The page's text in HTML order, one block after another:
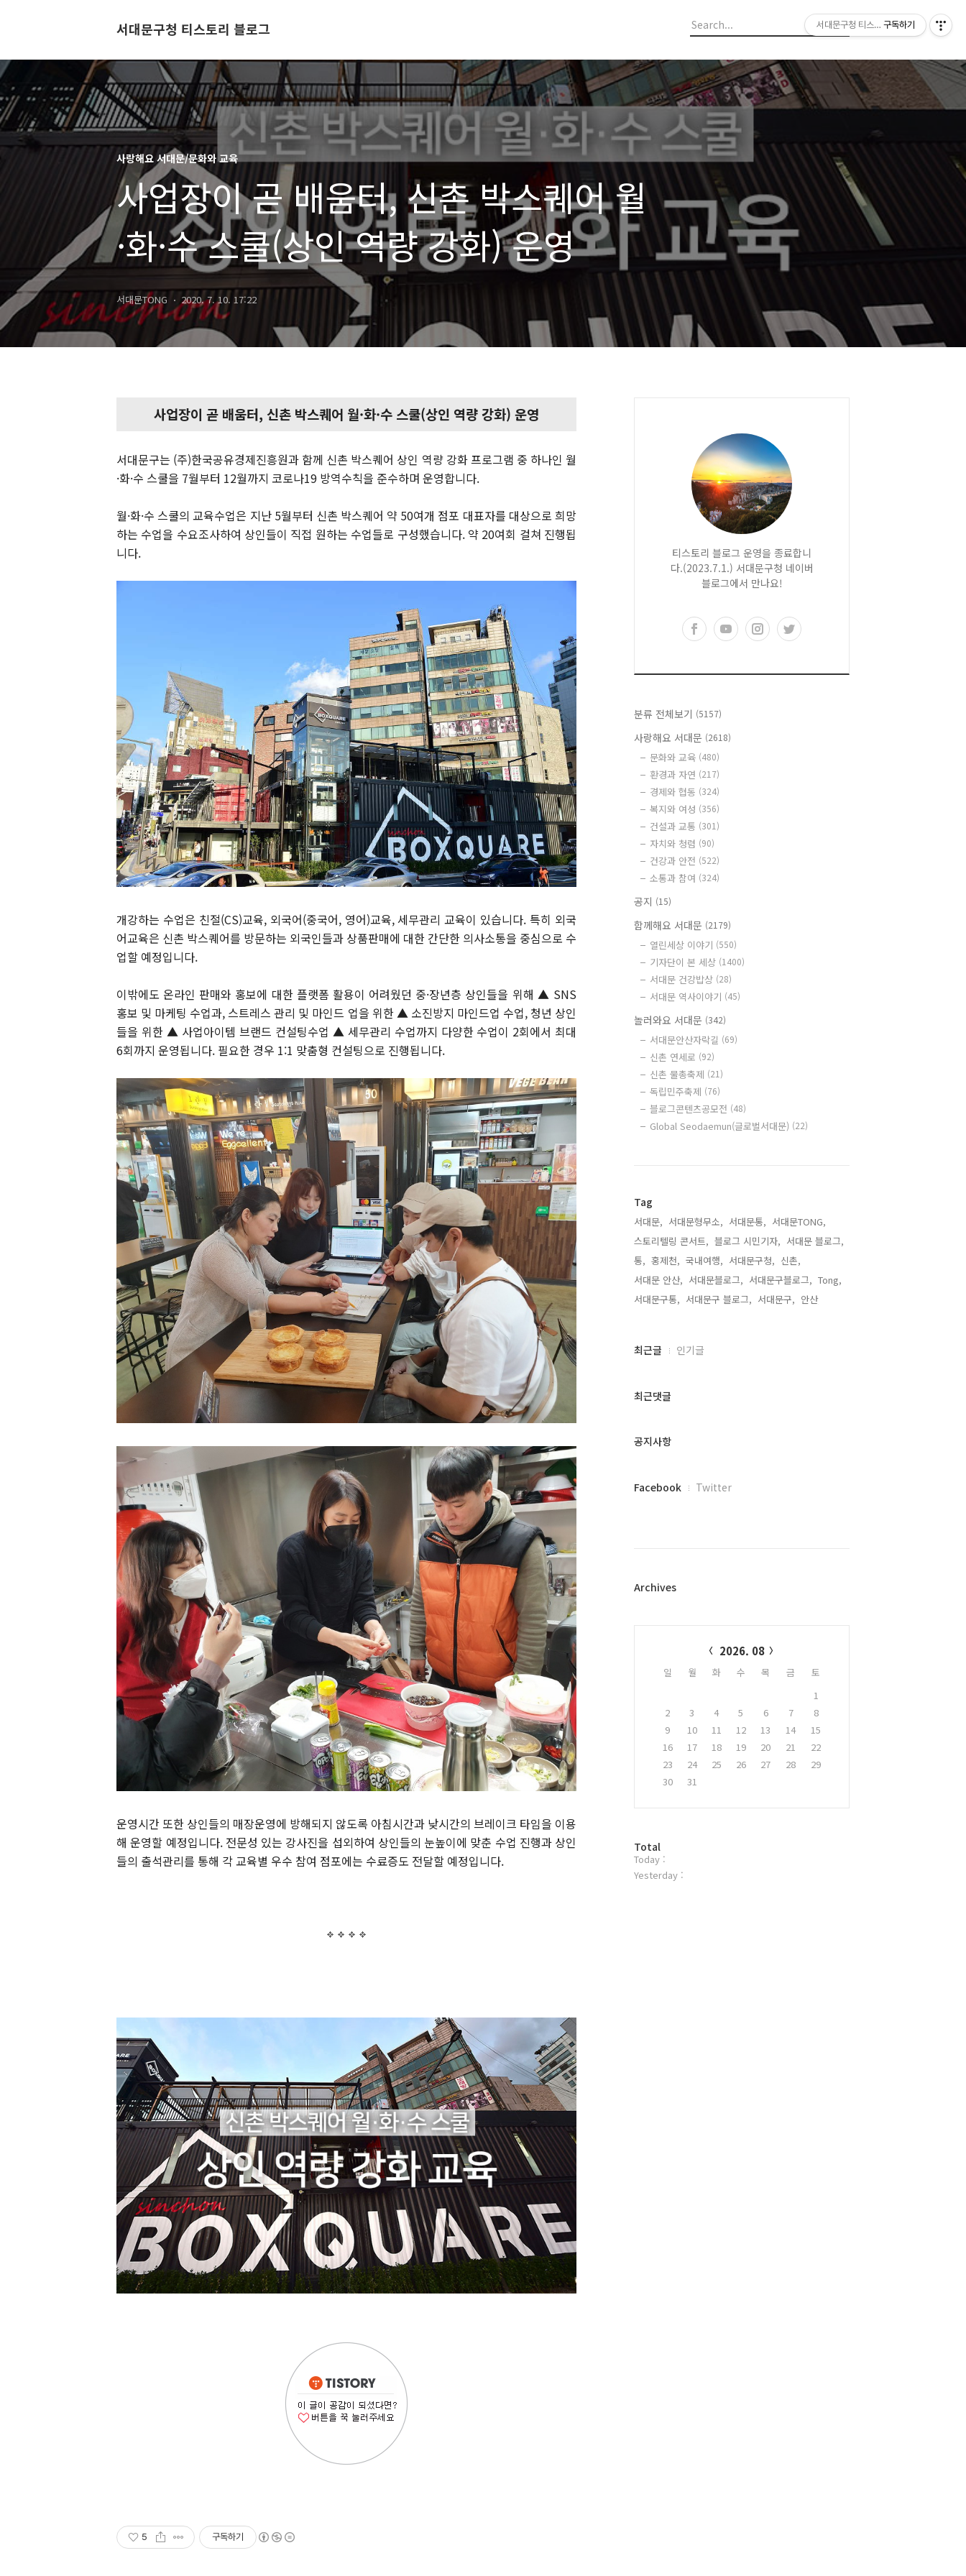
서대문구청 티스토리 블로그
사랑해요 서대문/문화와 교육
사업장이 곧 배움터, 신촌 박스퀘어 월
·화·수 스쿨(상인 역량 강화) 운영
서대문TONG 2020. 7. 10. 17:22
사업장이 곧 배움터, 신촌 박스퀘어 월·화·수 스쿨(상인 역량 강화) 운영
서대문구는 (주)한국공유경제진흥원과 함께 신촌 박스퀘어 상인 역량 강화 프로그램 중 하나인 월
·화·수 스쿨을 7월부터 12월까지 코로나19 방역수칙을 준수하며 운영합니다.
월·화·수 스쿨의 교육수업은 지난 5월부터 신촌 박스퀘어 약 50여개 점포 대표자를 대상으로 희망
하는 수업을 수요조사하여 상인들이 직접 원하는 수업들로 구성했습니다. 약 20여회 걸쳐 진행됩
니다.
개강하는 수업은 친절(CS)교육, 외국어(중국어, 영어)교육, 세무관리 교육이 있습니다. 특히 외국
어교육은 신촌 박스퀘어를 방문하는 외국인들과 상품판매에 대한 간단한 의사소통을 중심으로 수
업할 예정입니다.
이밖에도 온라인 판매와 홍보에 대한 플랫폼 활용이 어려웠던 중·장년층 상인들을 위해 ▲ SNS
홍보 및 마케팅 수업과, 스트레스 관리 및 마인드 업을 위한 ▲ 소진방지 마인드업 수업, 청년 상인
들을 위한 ▲ 사업아이템 브랜드 컨설팅수업 ▲ 세무관리 수업까지 다양한 수업이 2회에서 최대
6회까지 운영됩니다. 필요한 경우 1:1 맞춤형 컨설팅으로 진행됩니다.
운영시간 또한 상인들의 매장운영에 방해되지 않도록 아침시간과 낮시간의 브레이크 타임을 이용
해 운영할 예정입니다. 전문성 있는 강사진을 섭외하여 상인들의 눈높이에 맞춘 수업 진행과 상인
들의 출석관리를 통해 각 교육별 우수 참여 점포에는 수료증도 전달할 예정입니다.
5 구독하기
티스토리 블로그 운영을 종료합니
다.(2023.7.1.) 서대문구청 네이버
블로그에서 만나요!
분류 전체보기 (5157)
사랑해요 서대문 (2618)
문화와 교육 (480)
환경과 자연 (217)
경제와 협동 (324)
복지와 여성 (356)
건설과 교통 (301)
자치와 청렴 (90)
건강과 안전 (522)
소통과 참여 (324)
공지 (15)
함께해요 서대문 (2179)
열린세상 이야기 (550)
기자단이 본 세상 (1400)
서대문 건강밥상 (28)
서대문 역사이야기 (45)
놀러와요 서대문 (342)
서대문안산자락길 (69)
신촌 연세로 (92)
신촌 물총축제 (21)
독립민주축제 (76)
블로그콘텐츠공모전 (48)
Global Seodaemun(글로벌서대문) (22)
Tag
서대문, 서대문형무소, 서대문통, 서대문TONG,
스토리텔링 콘서트, 블로그 시민기자, 서대문 블로그,
통, 홍제천, 국내여행, 서대문구청, 신촌,
서대문 안산, 서대문블로그, 서대문구블로그, Tong,
서대문구통, 서대문구 블로그, 서대문구, 안산,
최
과
글
최근글 인기글
최근댓글
공지사항
페
플
Facebook Twitter
Archives
2026. 08
일 월 화 수 목 금
토
1
2
3 4 5 6 7
8
9
10 11 12 13 14
15
16
17 18 19 20 21
22
23
24 25 26 27 28
29
30
31
방
문
자
Total
Today :
Yesterday :
서대문구청 티스토리 블로그
구독하기